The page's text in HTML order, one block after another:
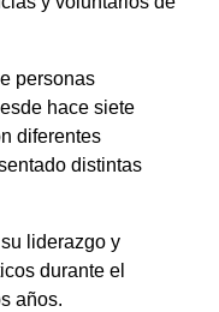
personas
hace siete
diferentes
distintas
liderazgo y
durante el
años.